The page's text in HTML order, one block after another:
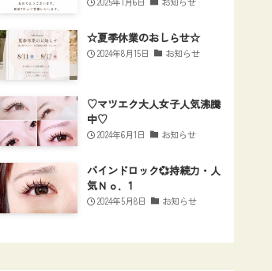
☆夏季休業のおしらせ☆
2024年8月15日 お知らせ
♡マツエク大人女子人気沸騰
中♡
2024年6月1日 お知らせ
バインドロック💞持続力・人
気Ｎｏ．1
2024年5月8日 お知らせ